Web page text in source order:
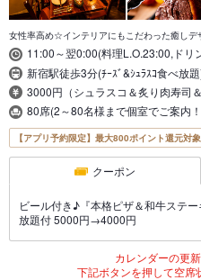
女性率高め☆インテリアにもこだわった癒しデ
11:00～翌0:00(料理L.O.23:00,ドリ
新宿駅徒歩3分(ﾁｰｽﾞ&ｼｭﾗｽｺ食べ放
3000円（シュラスコ＆炙り肉寿司
80席(2～80名様まで個室でご案内
【アプリ予約限定】最大800ポイント還元対
クーポン
ビール付き♪『本格ピザ＆和牛ステ
放題付 5000円→4000円
カレンダーの更
下記ボタンを押して空席